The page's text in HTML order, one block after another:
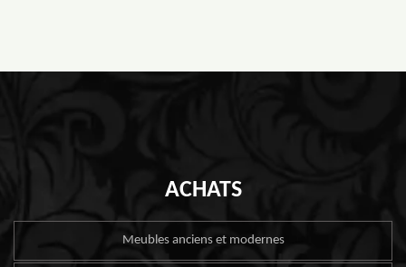
ACHATS
Meubles anciens et modernes